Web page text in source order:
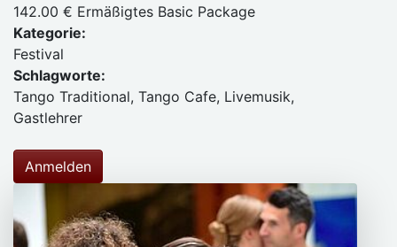
142.00 € Ermäßigtes Basic Package
Kategorie:
Festival
Schlagworte:
Tango Traditional, Tango Cafe, Livemusik,
Gastlehrer
Anmelden